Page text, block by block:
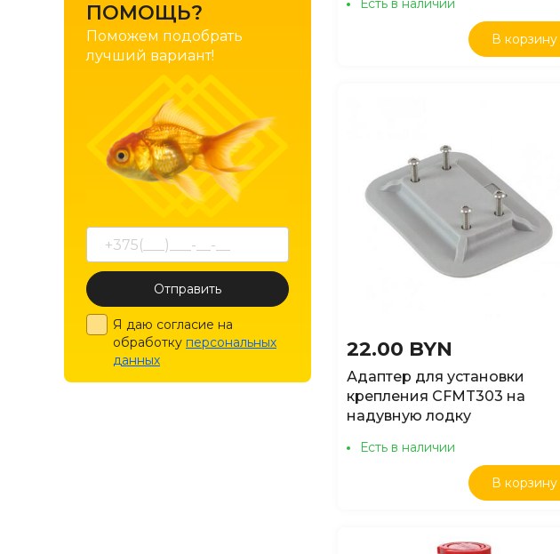
ПОМОЩЬ?
Поможем подобрать
лучший вариант!
Отправить
Я даю согласие на
обработку персональных
данных
Есть в наличии
В корзину
22.00 BYN
Адаптер для установки
крепления CFMT303 на
надувную лодку
Есть в наличии
В корзину